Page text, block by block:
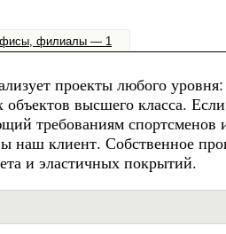
филиалы — 1
проекты любого
высшего класса.
требованиям спортсменов
наш клиент. Собственное
и эластичных покрытий.